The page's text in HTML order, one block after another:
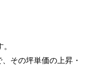
その坪単価の上昇・